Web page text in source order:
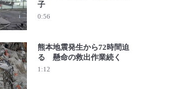
再生 熊本地震 爆発が起きたイオンモール熊本の内
子
0:56
再生 熊本地震発生から72時間迫る 懸命の救出作業
熊本地震発生から72時間迫
る 懸命の救出作業続く
1:12